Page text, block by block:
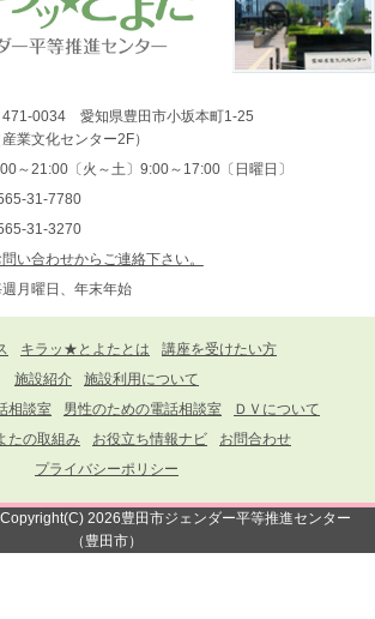
471-0034 愛知県豊田市小坂本町1-25
産業文化センター2F）
～21:00〔火～土〕9:00～17:00〔日曜日〕
31-7780
31-3270
問い合わせからご連絡下さい。
月曜日、年末年始
キラッ★とよたとは
講座を受けたい方
施設紹介
施設利用について
相談室
男性のための電話相談室
ＤＶについて
たの取組み
お役立ち情報ナビ
お問合わせ
プライバシーポリシー
2026豊田市ジェンダー平等推進センター
（豊田市）